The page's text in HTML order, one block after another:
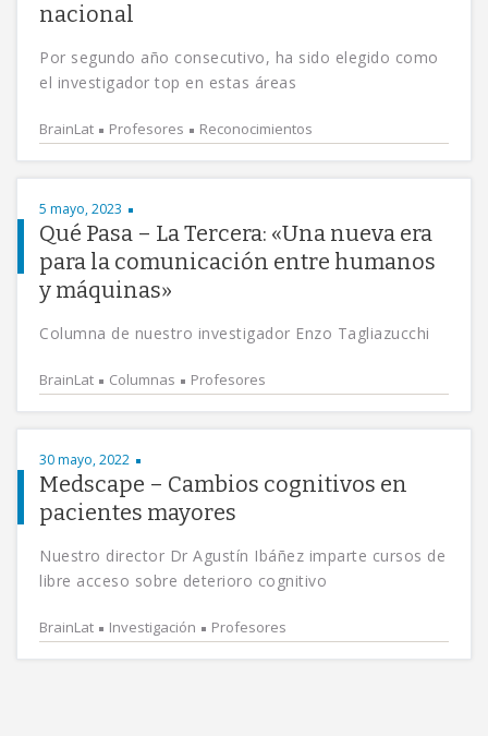
nacional
Por segundo año consecutivo, ha sido elegido como
el investigador top en estas áreas
BrainLat Profesores Reconocimientos
5 mayo, 2023
Qué Pasa – La Tercera: «Una nueva era
para la comunicación entre humanos
y máquinas»
Columna de nuestro investigador Enzo Tagliazucchi
BrainLat Columnas Profesores
30 mayo, 2022
Medscape – Cambios cognitivos en
pacientes mayores
Nuestro director Dr Agustín Ibáñez imparte cursos de
libre acceso sobre deterioro cognitivo
BrainLat Investigación Profesores